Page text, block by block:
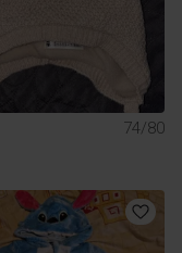
74/80